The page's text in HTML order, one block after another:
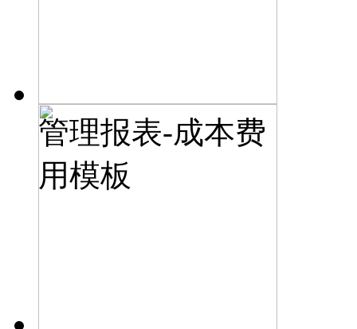
管理报表-成本费
用模板